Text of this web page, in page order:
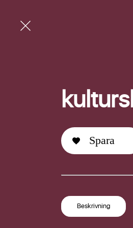
Spara
Beskrivning